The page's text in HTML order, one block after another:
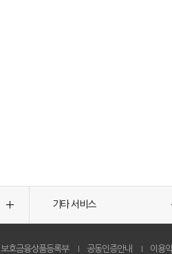
기타 서비스
보호금융상품등록부 공동인증안내 이용